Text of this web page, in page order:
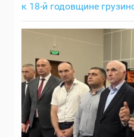
к 18-й годовщине